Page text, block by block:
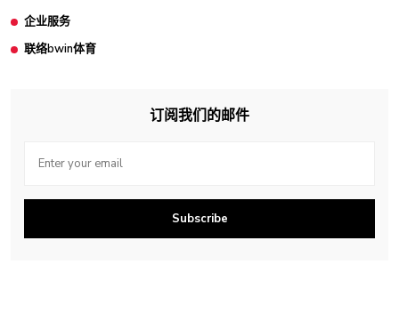
企业服务
联络bwin体育
订阅我们的邮件
Subscribe